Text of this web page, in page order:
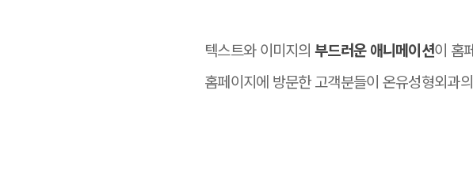
텍스트와 이미지의부드러운 애니메이션이 홈
홈페이지에 방문한 고객분들이 온유성형외과의